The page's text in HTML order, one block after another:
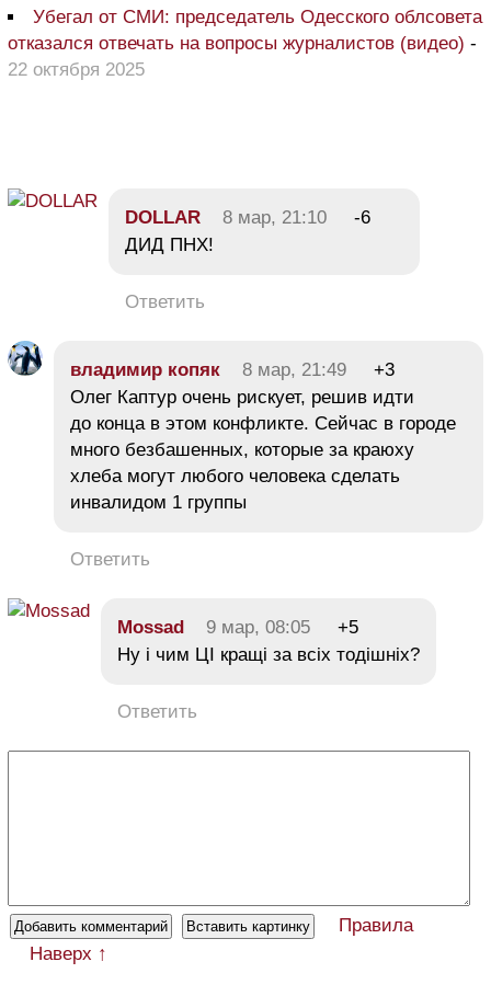
Убегал от СМИ: председатель Одесского облсовета
отказался отвечать на вопросы журналистов (видео) -
22 октября 2025
DOLLAR 8 мар, 21:10
-6
ДИД ПНХ!
Ответить
владимир копяк 8 мар, 21:49
+3
Олег Каптур очень рискует, решив идти
до конца в этом конфликте. Сейчас в городе
много безбашенных, которые за краюху
хлеба могут любого человека сделать
инвалидом 1 группы
Ответить
Mossad 9 мар, 08:05
+5
Ну і чим ЦІ кращі за всіх тодішніх?
Ответить
Правила
Наверх ↑